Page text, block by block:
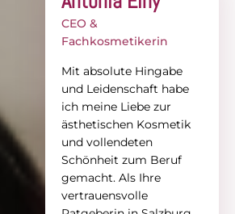
CEO &
Fachkosmetikerin
Mit absolute Hingabe
und Leidenschaft habe
ich meine Liebe zur
ästhetischen Kosmetik
und vollendeten
Schönheit zum Beruf
gemacht. Als Ihre
vertrauensvolle